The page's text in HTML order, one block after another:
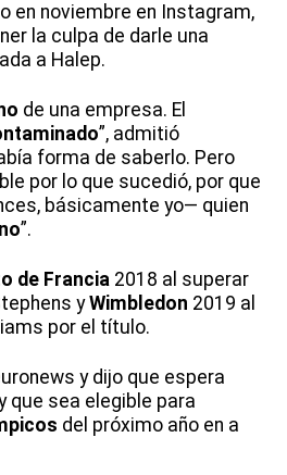
en noviembre en Instagram,
la culpa de darle una
a Halep.
de una empresa. El
”, admitió
forma de saberlo. Pero
por lo que sucedió, por que
básicamente yo— quien
”.
de Francia 2018 al superar
yWimbledon 2019 al
por el título.
y dijo que espera
que sea elegible para
del próximo año en a